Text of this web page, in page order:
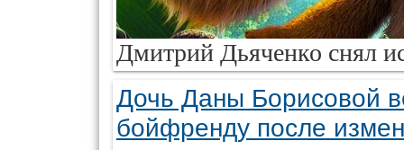
Дмитрий Дьяченко снял
Дочь Даны Борисовой
бойфренду после